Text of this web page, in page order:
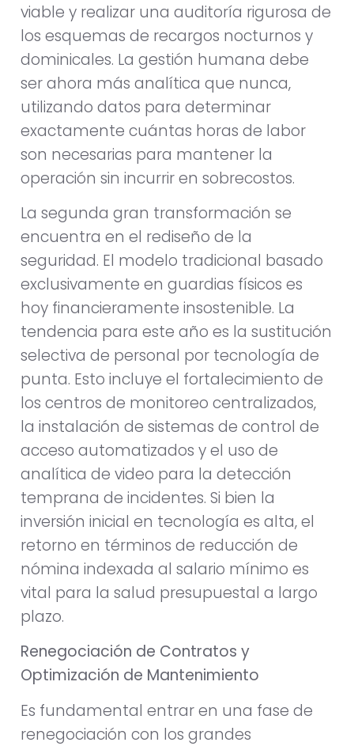
viable y realizar una auditoría rigurosa de
los esquemas de recargos nocturnos y
dominicales. La gestión humana debe
ser ahora más analítica que nunca,
utilizando datos para determinar
exactamente cuántas horas de labor
son necesarias para mantener la
operación sin incurrir en sobrecostos.
La segunda gran transformación se
encuentra en el rediseño de la
seguridad. El modelo tradicional basado
exclusivamente en guardias físicos es
hoy financieramente insostenible. La
tendencia para este año es la sustitución
selectiva de personal por tecnología de
punta. Esto incluye el fortalecimiento de
los centros de monitoreo centralizados,
la instalación de sistemas de control de
acceso automatizados y el uso de
analítica de video para la detección
temprana de incidentes. Si bien la
inversión inicial en tecnología es alta, el
retorno en términos de reducción de
nómina indexada al salario mínimo es
vital para la salud presupuestal a largo
plazo.
Renegociación de Contratos y
Optimización de Mantenimiento
Es fundamental entrar en una fase de
renegociación con los grandes